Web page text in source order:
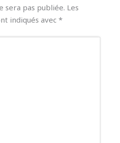
sera pas publiée. Les
indiqués avec*